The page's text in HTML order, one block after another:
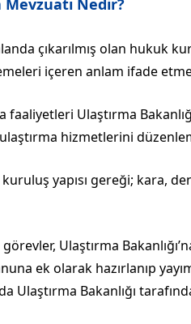
Nedir?
çıkarılmış olan hukuk
içeren anlam ifade
faaliyetleri Ulaştırma
hizmetlerini
kuruluş yapısı gereği; kara,
Ulaştırma
ek olarak hazırlanıp
Ulaştırma Bakanlığı